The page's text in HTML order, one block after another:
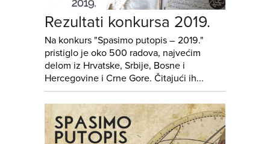
Rezultati konkursa 2019.
Na konkurs "Spasimo putopis – 2019."
pristiglo je oko 500 radova, najvećim
delom iz Hrvatske, Srbije, Bosne i
Hercegovine i Crne Gore. Čitajući ih...